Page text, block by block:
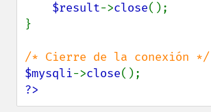
$result->close();
}
$mysqli->close
?>